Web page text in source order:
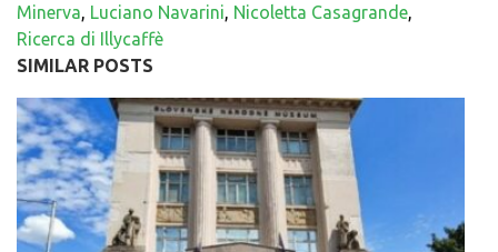
Minerva, Luciano Navarini, Nicoletta Casagrande,
Ricerca di Illycaffè
SIMILAR POSTS